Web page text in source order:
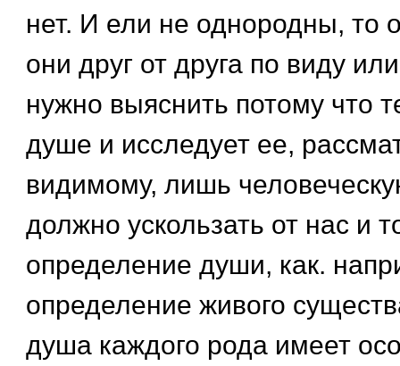
нет. И ели не однородны, то
они друг от друга по виду
нужно выяснить потому что
душе и исследует ее,
видимому, лишь
должно ускользать от нас и
определение души, как.
определение живого
душа каждого рода имеет